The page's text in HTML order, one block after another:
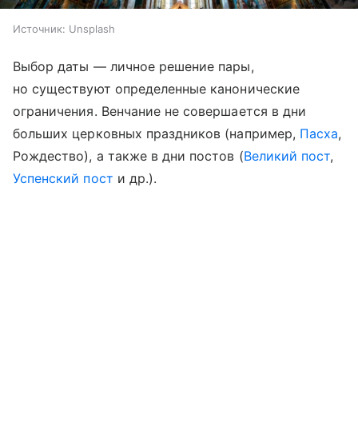
Источник: Unsplash
Выбор даты — личное решение пары,
но существуют определенные канонические
ограничения. Венчание не совершается в дни
больших церковных праздников (например, Пасха,
Рождество), а также в дни постов (Великий пост,
Успенский пост и др.).